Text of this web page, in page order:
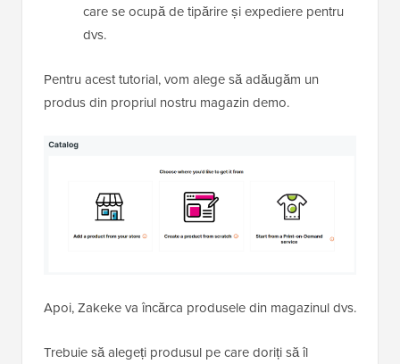
care se ocupă de tipărire și expediere pentru
dvs.
Pentru acest tutorial, vom alege să adăugăm un
produs din propriul nostru magazin demo.
Apoi, Zakeke va încărca produsele din magazinul dvs.
Trebuie să alegeți produsul pe care doriți să îl